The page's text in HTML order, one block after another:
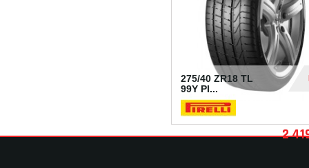
275/40 ZR18 TL
99Y PI...
2